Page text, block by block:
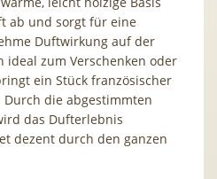
ab und sorgt für eine
Duftwirkung auf der
ideal zum Verschenken oder
ein Stück französischer
die abgestimmten
das Dufterlebnis
dezent durch den ganzen